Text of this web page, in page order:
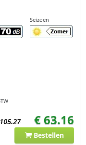
Seizoen
€ 63.16
Bestellen